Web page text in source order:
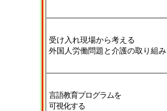
受け入れ現場から考える
外国人労働問題と介護の取り組み
言語教育プログラムを
可視化する